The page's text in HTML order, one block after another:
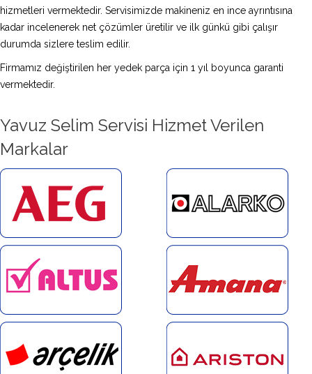
hizmetleri vermektedir. Servisimizde makineniz en ince ayrıntısına
kadar incelenerek net çözümler üretilir ve ilk günkü gibi çalışır
durumda sizlere teslim edilir.
Firmamız değiştirilen her yedek parça için 1 yıl boyunca garanti
vermektedir.
Yavuz Selim Servisi Hizmet Verilen
Markalar